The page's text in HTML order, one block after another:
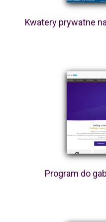
Kwatery prywatne
Program do